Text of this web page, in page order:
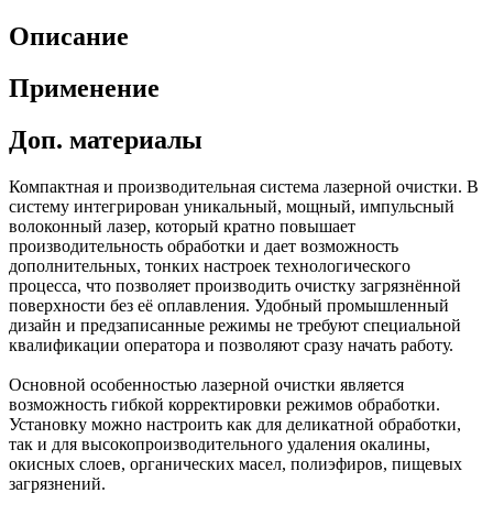
Описание
Применение
Доп. материалы
Компактная и производительная система лазерной очистки. В
систему интегрирован уникальный, мощный, импульсный
волоконный лазер, который кратно повышает
производительность обработки и дает возможность
дополнительных, тонких настроек технологического
процесса, что позволяет производить очистку загрязнённой
поверхности без её оплавления. Удобный промышленный
дизайн и предзаписанные режимы не требуют специальной
квалификации оператора и позволяют сразу начать работу.
Основной особенностью лазерной очистки является
возможность гибкой корректировки режимов обработки.
Установку можно настроить как для деликатной обработки,
так и для высокопроизводительного удаления окалины,
окисных слоев, органических масел, полиэфиров, пищевых
загрязнений.